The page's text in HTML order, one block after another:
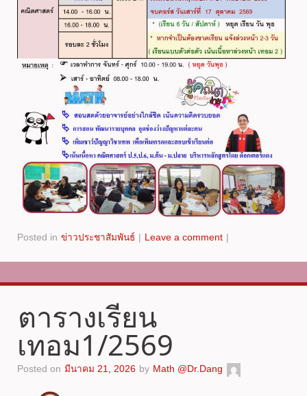
Posted in ข่าวประชาสัมพันธ์ Leave a comment
ตารางเรียน
เทอม1/2569
Posted on มีนาคม 21, 2026 by Math @Dr.Dang